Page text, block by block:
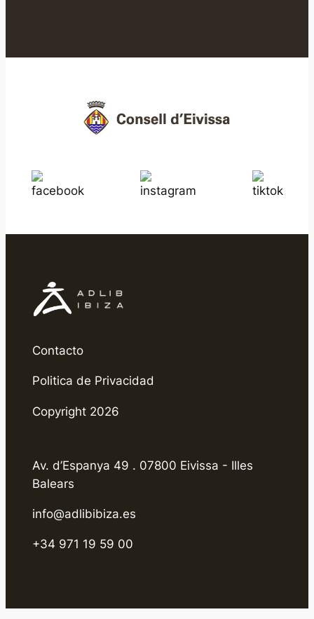
Contacto
Politica de Privacidad
Copyright 2026
Av. d’Espanya 49 . 07800 Eivissa - Illes
Balears
info@adlibibiza.es
+34 971 19 59 00